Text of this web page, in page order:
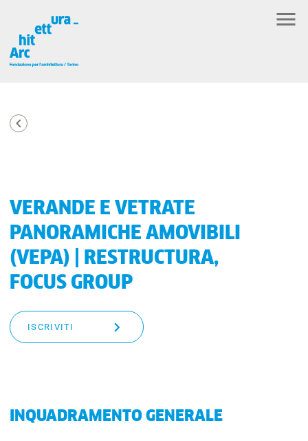
VERANDE E VETRATE
PANORAMICHE AMOVIBILI
(VEPA) | RESTRUCTURA,
FOCUS GROUP
ISCRIVITI
INQUADRAMENTO GENERALE